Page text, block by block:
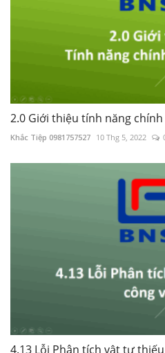
2.0 Giới thiệu tính năng
Khắc Tiệp 0981757527 10 Thg 5, 2022
4.13 Lỗi Phân tích vật tư